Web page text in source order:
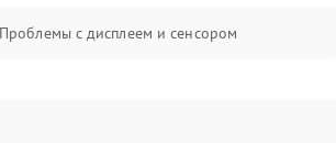
Проблемы с дисплеем и сенсором